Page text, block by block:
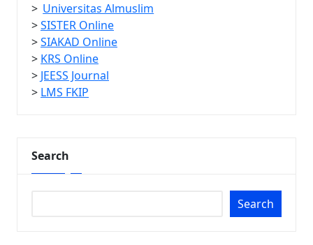
> Universitas Almuslim
>SISTER Online
>SIAKAD Online
> KRS Online
> JEESS Journal
> LMS FKIP
Search
Search